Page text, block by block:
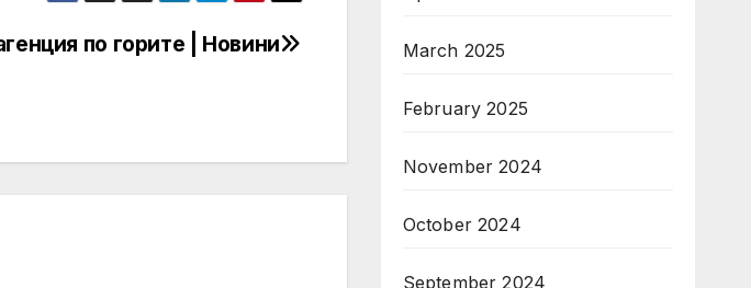
по горите | Новини March 2025
February 2025
November 2024
October 2024
September 2024